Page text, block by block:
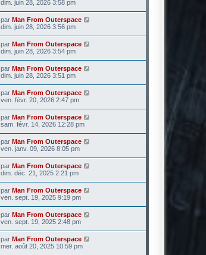
dim. juin 28, 2026 3:58 pm
par Man From Outerspace
dim. juin 28, 2026 3:56 pm
par Man From Outerspace
dim. juin 28, 2026 3:54 pm
par Man From Outerspace
dim. juin 28, 2026 3:51 pm
par Man From Outerspace
ven. févr. 20, 2026 2:47 pm
par Man From Outerspace
sam. févr. 14, 2026 12:28 pm
par Man From Outerspace
ven. janv. 09, 2026 8:05 pm
par Man From Outerspace
dim. déc. 21, 2025 2:21 pm
par Man From Outerspace
ven. sept. 19, 2025 9:19 pm
par Man From Outerspace
ven. sept. 19, 2025 2:48 pm
par Man From Outerspace
mer. août 20, 2025 10:59 pm